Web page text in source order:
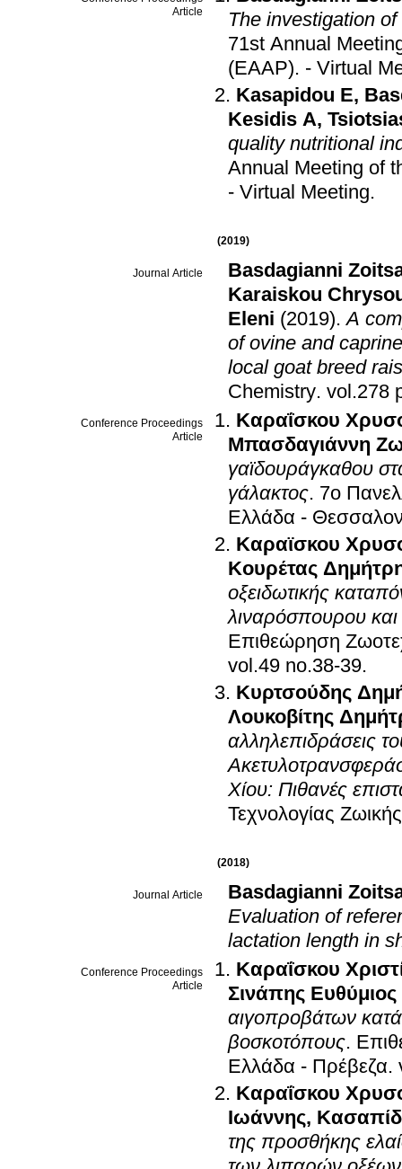
Article
The investigation
71st Annual
(EAAP). - Virtual
Kasapidou E,
Kesidis A,
quality nutritional
Annual Meeting of
- Virtual Meeting.
(2019)
Journal Article
Basdagianni
Karaiskou
Eleni (2019).A
of ovine and
local goat breed
Chemistry.
Conference Proceedings
Article
Καραΐσκου
Μπασδαγιάννη
γαϊδουράγκαθου
γάλακτος. 7ο
Ελλάδα -
Καραϊσκου
Κουρέτας
οξειδωτικής
λιναρόσπουρου και
Επιθεώρηση
vol.49 no.38-39.
Κυρτσούδης
Λουκοβίτης
αλληλεπιδράσεις
Χίου: Πιθανές
Τεχνολογίας
(2018)
Journal Article
Basdagianni
Evaluation of
lactation length in
Conference Proceedings
Article
Καραΐσκου
Σινάπης Ευθύμιος
αιγοπροβάτων κατά
βοσκοτόπους.
Ελλάδα - Πρέβεζα.
Καραΐσκου
Ιωάννης,
της προσθήκης